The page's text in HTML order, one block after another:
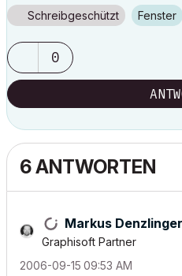
Schreibgeschützt Fenster
0
6 ANTWORTEN
Markus Denzlinger
Graphisoft Partner
‎2006-09-15 09:53 AM